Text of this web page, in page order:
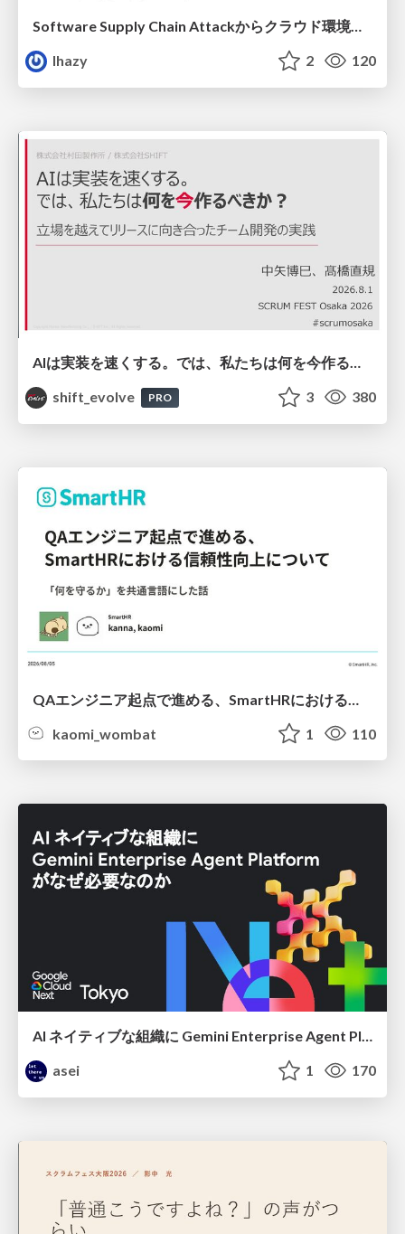
lhazy
2 120
AIは実装を速くする。では、私たちは何を今作るべきか？－立場を越えてリリースに向き合ったチーム開発の実践 / 20260801 Hiromi Nakaya and Naoki Takahashi
shift_evolve
PRO 3 380
kaomi_wombat
1 110
AI ネイティブな組織に Gemini Enterprise Agent Platform がなぜ必要なのか
asei
1 170